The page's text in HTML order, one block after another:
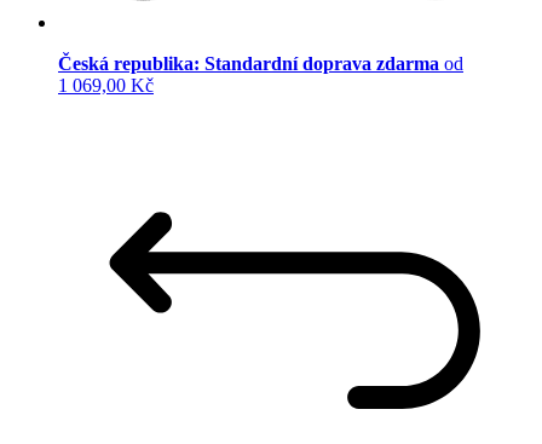
Česká republika: Standardní doprava zdarma od
1 069,00 Kč